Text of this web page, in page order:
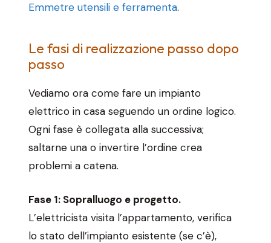
Emmetre utensili e ferramenta.
Le fasi di realizzazione passo dopo
passo
Vediamo ora come fare un impianto
elettrico in casa seguendo un ordine logico.
Ogni fase è collegata alla successiva;
saltarne una o invertire l’ordine crea
problemi a catena.
Fase 1: Sopralluogo e progetto.
L’elettricista visita l’appartamento, verifica
lo stato dell’impianto esistente (se c’è),